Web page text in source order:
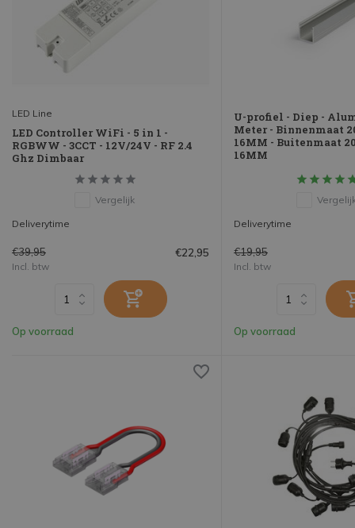
LED Line
LED Controller WiFi - 5 in 1 -
RGBWW - 3CCT - 12V/24V - RF 2.4
Ghz Dimbaar
Vergelijk
Deliverytime
€39,95 €22,95
Incl. btw
Op voorraad
U-profiel - Diep -
Meter - Binnenmaat
16MM - Buitenmaat
16MM
Deliverytime
€19,95
Incl. btw
Op voorraad